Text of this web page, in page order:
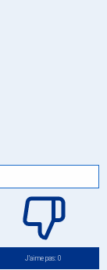
J’aime pas: 0